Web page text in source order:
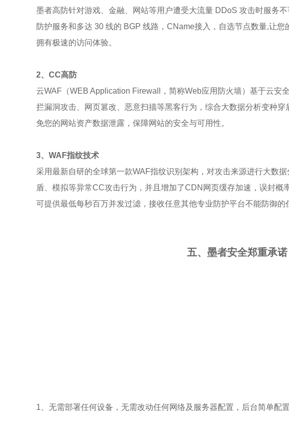
墨者高防针对游戏、金融、网站等用户遭受大流量 DDoS 攻击时服务
防护服务和多达 30 线的 BGP 线路，CName接入，自选节点数量,让
拥有极速的访问体验。
2、CC高防
云WAF（WEB Application Firewall，简称Web应用防火墙）基于云安
拦漏洞攻击、网页篡改、恶意扫描等黑客行为，综合大数据分析变种
免您的网站资产数据泄露，保障网站的安全与可用性。
3、WAF指纹技术
采用最新自研的全球第一款WAF指纹识别架构，对攻击来源进行大数
盾、模拟等异常CC攻击行为，并且增加了CDN网页缓存加速，误封概
可提供最低每秒百万并发过滤，接收任意其他专业防护平台不能防御的
五、墨者安全郑重承诺
1、无需部署任何设备，无需改动任何网络及服务器配置，后台简单配